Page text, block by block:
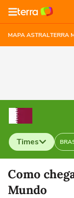
MAPA ASTRALTERRA
Times
Selecione o time
Como
Mundo